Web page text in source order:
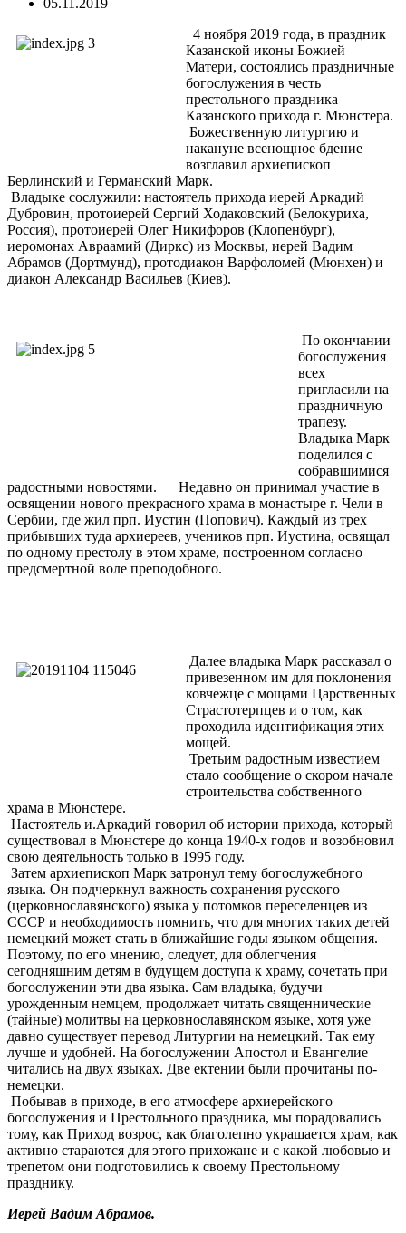
05.11.2019
4 ноября 2019 года, в праздник
Казанской иконы Божией
Матери, состоялись праздничные
богослужения в честь
престольного праздника
Казанского прихода г. Мюнстера.
Божественную литургию и
накануне всенощное бдение
возглавил архиепископ
Берлинский и Германский Марк.
Владыке сослужили: настоятель прихода иерей Аркадий
Дубровин, протоиерей Сергий Ходаковский (Белокуриха,
Россия), протоиерей Олег Никифоров (Клопенбург),
иеромонах Авраамий (Диркс) из Москвы, иерей Вадим
Абрамов (Дортмунд), протодиакон Варфоломей (Мюнхен) и
диакон Александр Васильев (Киев).
По окончании
богослужения
всех
пригласили на
праздничную
трапезу.
Владыка Марк
поделился с
собравшимися
радостными новостями. Недавно он принимал участие в
освящении нового прекрасного храма в монастыре г. Чели в
Сербии, где жил прп. Иустин (Попович). Каждый из трех
прибывших туда архиереев, учеников прп. Иустина, освящал
по одному престолу в этом храме, построенном согласно
предсмертной воле преподобного.
Далее владыка Марк рассказал о
привезенном им для поклонения
ковчежце с мощами Царственных
Страстотерпцев и о том, как
проходила идентификация этих
мощей.
Третьим радостным известием
стало сообщение о скором начале
строительства собственного
храма в Мюнстере.
Настоятель и.Аркадий говорил об истории прихода, который
существовал в Мюнстере до конца 1940-х годов и возобновил
свою деятельность только в 1995 году.
Затем архиепископ Марк затронул тему богослужебного
языка. Он подчеркнул важность сохранения русского
(церковнославянского) языка у потомков переселенцев из
СССР и необходимость помнить, что для многих таких детей
немецкий может стать в ближайшие годы языком общения.
Поэтому, по его мнению, следует, для облегчения
сегодняшним детям в будущем доступа к храму, сочетать при
богослужении эти два языка. Сам владыка, будучи
урожденным немцем, продолжает читать священнические
(тайные) молитвы на церковнославянском языке, хотя уже
давно существует перевод Литургии на немецкий. Так ему
лучше и удобней. На богослужении Апостол и Евангелие
читались на двух языках. Две ектении были прочитаны по-
немецки.
Побывав в приходе, в его атмосфере архиерейского
богослужения и Престольного праздника, мы порадовались
тому, как Приход возрос, как благолепно украшается храм, как
активно стараются для этого прихожане и с какой любовью и
трепетом они подготовились к своему Престольному
празднику.
Иерей Вадим Абрамов.